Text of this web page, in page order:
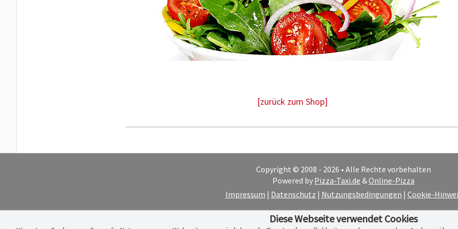
[zurück zum Shop]
Copyright © 2008 - 2026 • Alle Rechte vorbehalten
Powered by Pizza-Taxi.de &Online-Pizza
Impressum | Datenschutz | Nutzungsbedingungen | Cookie-
Diese Webseite verwendet Cookies